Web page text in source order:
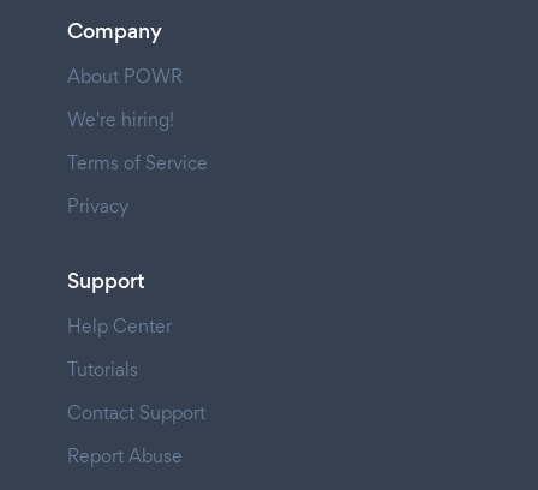
Company
About POWR
We're hiring!
Terms of Service
Privacy
Support
Help Center
Tutorials
Contact Support
Report Abuse